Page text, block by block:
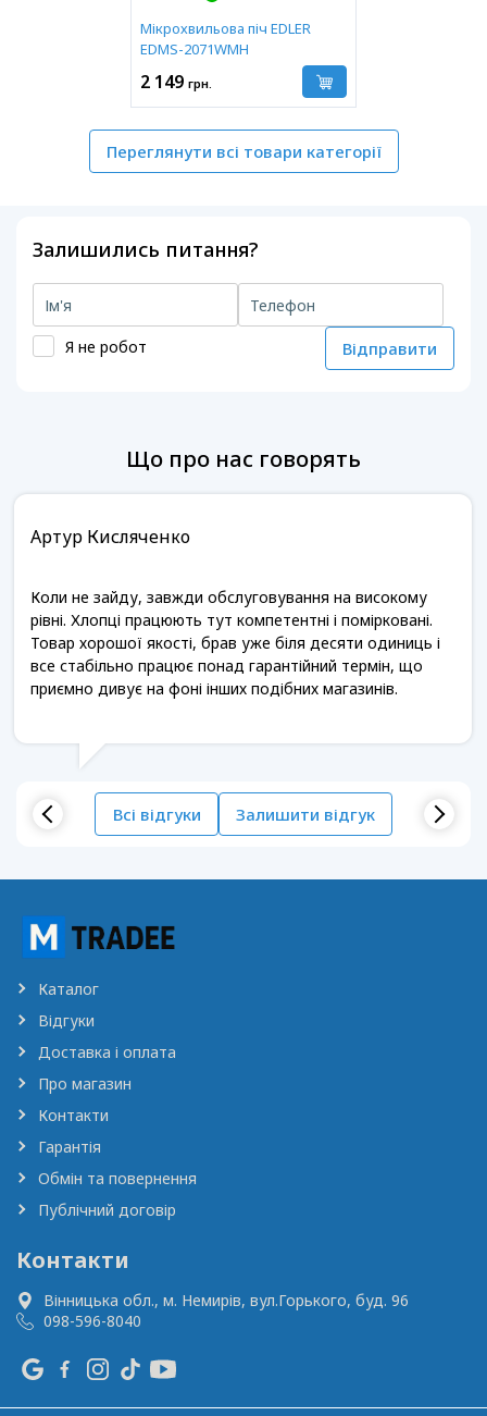
Мікрохвильова піч EDLER
EDMS-2071WMH
2 149 грн.
Переглянути всі товари категорії
Залишились питання?
Я не робот Відправити
Що про нас говорять
Артур Кисляченко
Коли не зайду, завжди обслуговування на високому
рівні. Хлопці працюють тут компетентні і помірковані.
Товар хорошої якості, брав уже біля десяти одиниць і
все стабільно працює понад гарантійний термін, що
приємно дивує на фоні інших подібних магазинів.
Всі відгуки Залишити відгук
Каталог
Відгуки
Доставка і оплата
Про магазин
Контакти
Гарантія
Обмін та повернення
Публічний договір
Контакти
Вінницька обл., м. Немирів, вул.Горького, буд. 96
098-596-8040